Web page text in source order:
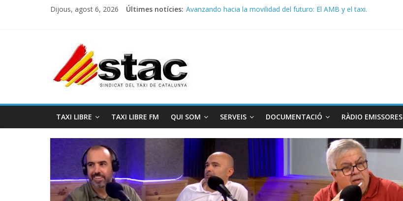
Dijous, agost 6, 2026 Últimes notícies: Avanzando hacia la movilidad del futuro: El AMB y el taxi.
TAXI LIBRE TAXI LIBRE FM QUI SOM SERVEIS DOCUMENTACIÓ RÀDIO EMISSORES